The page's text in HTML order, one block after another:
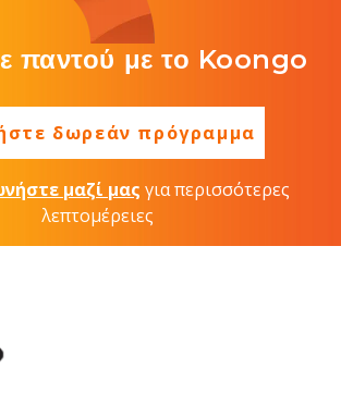
παντού με το Koongo
δωρεάν πρόγραμμα
μαζί μας για περισσότερες
λεπτομέρειες